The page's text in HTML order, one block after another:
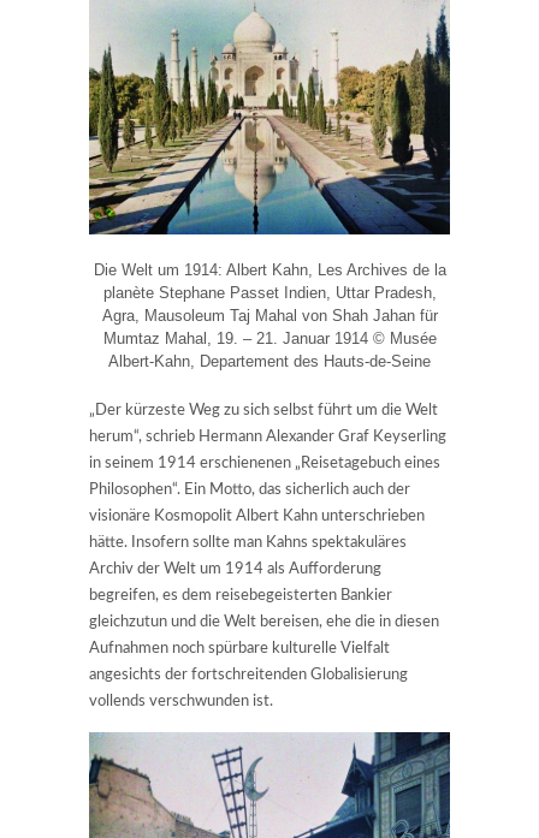
Die Welt um 1914: Albert Kahn, Les Archives de la
planète Stephane Passet Indien, Uttar Pradesh,
Agra, Mausoleum Taj Mahal von Shah Jahan für
Mumtaz Mahal, 19. – 21. Januar 1914 © Musée
Albert-Kahn, Departement des Hauts-de-Seine
„Der kürzeste Weg zu sich selbst führt um die Welt
herum“, schrieb Hermann Alexander Graf Keyserling
in seinem 1914 erschienenen „Reisetagebuch eines
Philosophen“. Ein Motto, das sicherlich auch der
visionäre Kosmopolit Albert Kahn unterschrieben
hätte. Insofern sollte man Kahns spektakuläres
Archiv der Welt um 1914 als Aufforderung
begreifen, es dem reisebegeisterten Bankier
gleichzutun und die Welt bereisen, ehe die in diesen
Aufnahmen noch spürbare kulturelle Vielfalt
angesichts der fortschreitenden Globalisierung
vollends verschwunden ist.